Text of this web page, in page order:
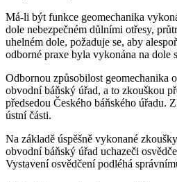
Má-li být funkce geomechanika
dole nebezpečném důlními otřesy,
uhelném dole, požaduje se, aby
odborné praxe byla vykonána na dole
Odbornou způsobilost geomechanika
obvodní báňský úřad, a to zkouškou
předsedou Českého báňského úřadu.
ústní části.
Na základě úspěšně vykonané
obvodní báňský úřad uchazeči
Vystavení osvědčení podléhá